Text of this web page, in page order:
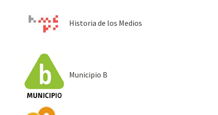
Historia de los Medios
Municipio B